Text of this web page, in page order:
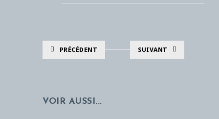
PRÉCÉDENT SUIVANT
VOIR AUSSI...